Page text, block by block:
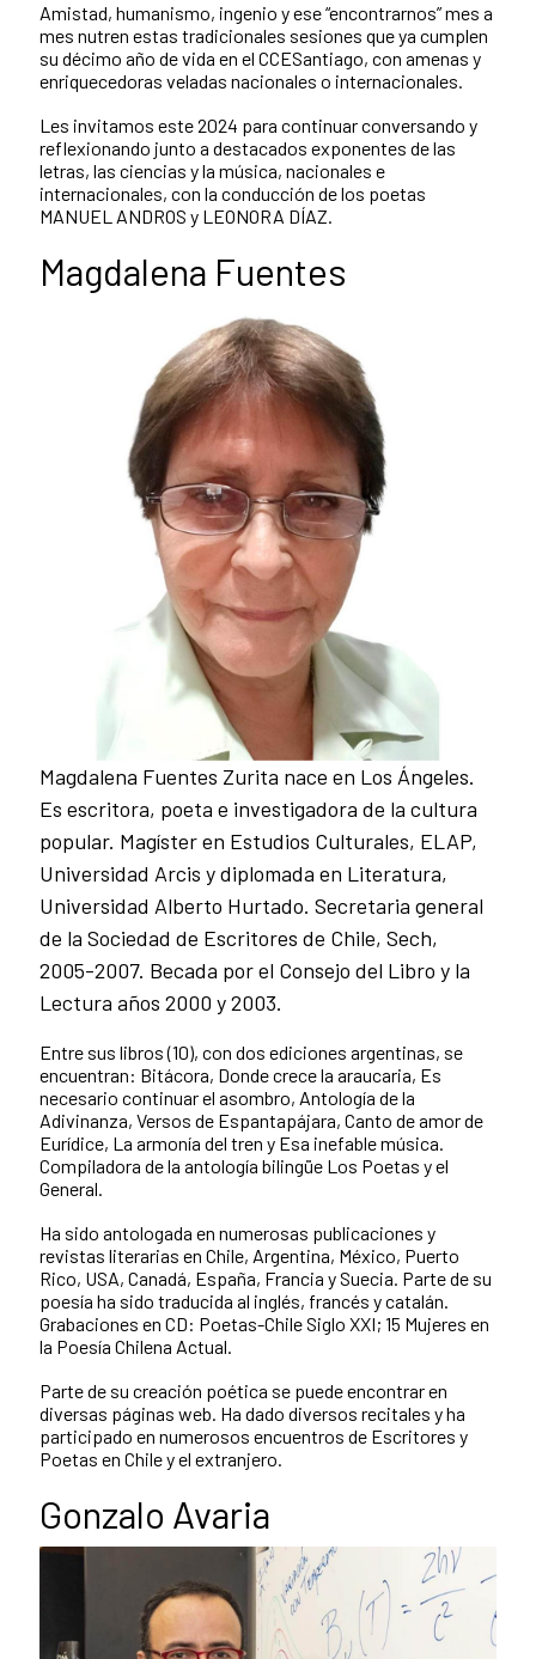
Amistad, humanismo, ingenio y ese “encontrarnos” mes a
mes nutren estas tradicionales sesiones que ya cumplen
su décimo año de vida en el CCESantiago, con amenas y
enriquecedoras veladas nacionales o internacionales.
Les invitamos este 2024 para continuar conversando y
reflexionando junto a destacados exponentes de las
letras, las ciencias y la música, nacionales e
internacionales, con la conducción de los poetas
MANUEL ANDROS y LEONORA DÍAZ.
Magdalena Fuentes
Magdalena Fuentes Zurita nace en Los Ángeles.
Es escritora, poeta e investigadora de la cultura
popular. Magíster en Estudios Culturales, ELAP,
Universidad Arcis y diplomada en Literatura,
Universidad Alberto Hurtado. Secretaria general
de la Sociedad de Escritores de Chile, Sech,
2005-2007. Becada por el Consejo del Libro y la
Lectura años 2000 y 2003.
Entre sus libros (10), con dos ediciones argentinas, se
encuentran: Bitácora, Donde crece la araucaria, Es
necesario continuar el asombro, Antología de la
Adivinanza, Versos de Espantapájara, Canto de amor de
Eurídice, La armonía del tren y Esa inefable música.
Compiladora de la antología bilingüe Los Poetas y el
General.
Ha sido antologada en numerosas publicaciones y
revistas literarias en Chile, Argentina, México, Puerto
Rico, USA, Canadá, España, Francia y Suecia. Parte de su
poesía ha sido traducida al inglés, francés y catalán.
Grabaciones en CD: Poetas-Chile Siglo XXI; 15 Mujeres en
la Poesía Chilena Actual.
Parte de su creación poética se puede encontrar en
diversas páginas web. Ha dado diversos recitales y ha
participado en numerosos encuentros de Escritores y
Poetas en Chile y el extranjero.
Gonzalo Avaria